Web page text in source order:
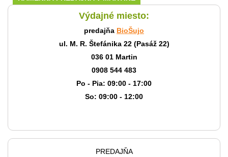
Výdajné miesto:
predajňa BioŠujo
ul. M. R. Štefánika 22 (Pasáž 22)
036 01 Martin
0908 544 483
Po - Pia: 09:00 - 17:00
So: 09:00 - 12:00
PREDAJŇA